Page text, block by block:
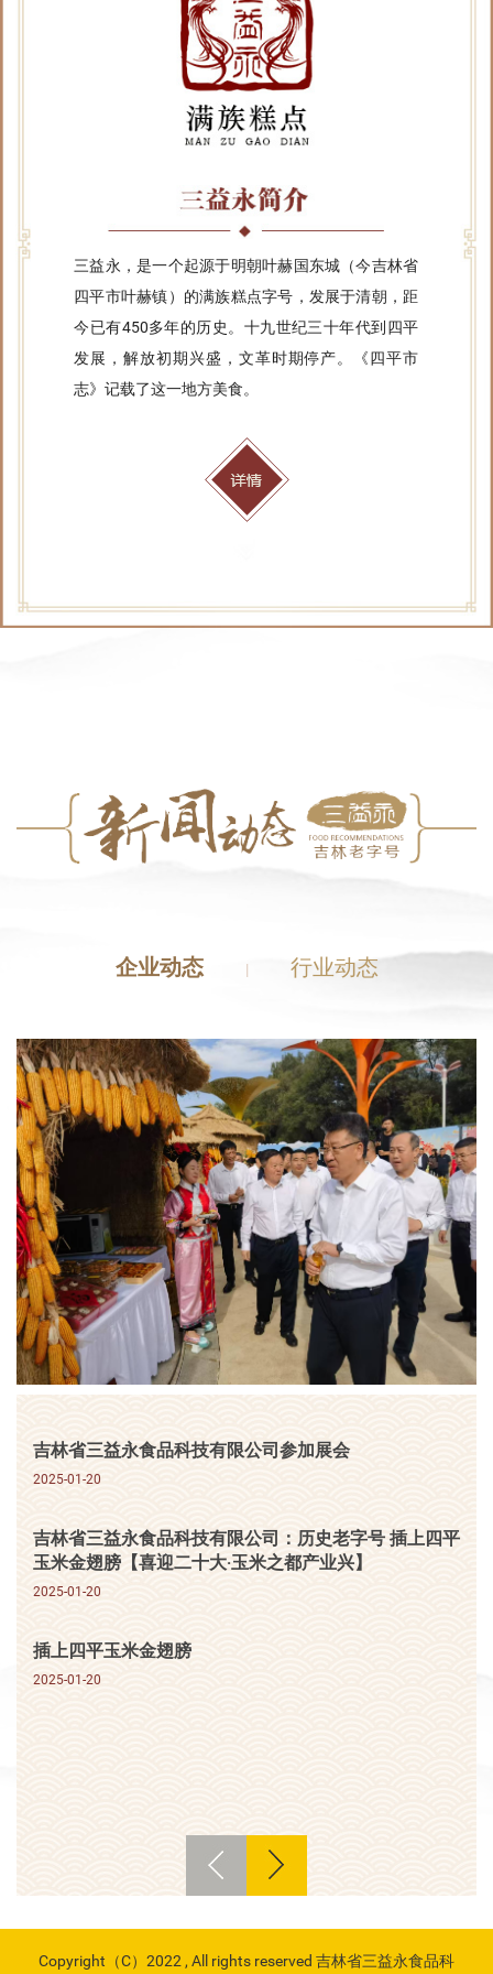
三益永，是一个起源于明朝叶赫国东城（今吉林省
四平市叶赫镇）的满族糕点字号，发展于清朝，距
今已有450多年的历史。十九世纪三十年代到四平
发展，解放初期兴盛，文革时期停产。《四平市
志》记载了这一地方美食。
企业动态 | 行业动态
吉林省三益永食品科技有限公司参加展会
2025-01-20
吉林省三益永食品科技有限公司：历史老字号 插上四平
玉米金翅膀【喜迎二十大·玉米之都产业兴】
2025-01-20
插上四平玉米金翅膀
2025-01-20
Copyright（C）2022 , All rights reserved 吉林省三益永食品科